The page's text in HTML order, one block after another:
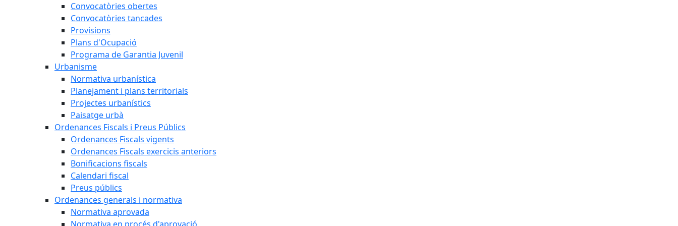
Convocatòries obertes
Convocatòries tancades
Provisions
Plans d'Ocupació
Programa de Garantia Juvenil
Urbanisme
Normativa urbanística
Planejament i plans territorials
Projectes urbanístics
Paisatge urbà
Ordenances Fiscals i Preus Públics
Ordenances Fiscals vigents
Ordenances Fiscals exercicis anteriors
Bonificacions fiscals
Calendari fiscal
Preus públics
Ordenances generals i normativa
Normativa aprovada